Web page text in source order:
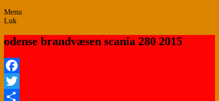
Menu
Luk
odense brandvæsen scania 280 2015
Facebook
Twitter